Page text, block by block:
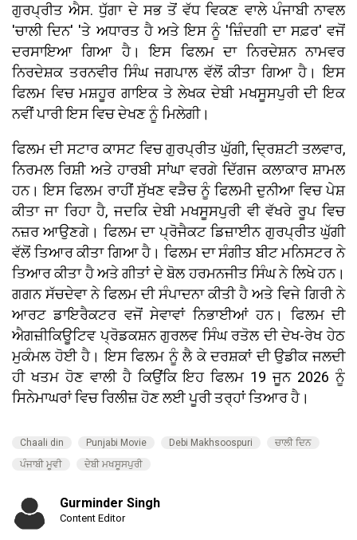
ਗੁਰਪ੍ਰੀਤ ਐਸ. ਧੁੱਗਾ ਦੇ ਸਭ ਤੋਂ ਵੱਧ ਵਿਕਣ ਵਾਲੇ ਪੰਜਾਬੀ ਨਾਵਲ
'ਚਾਲੀ ਦਿਨ' 'ਤੇ ਅਧਾਰਤ ਹੈ ਅਤੇ ਇਸ ਨੂੰ 'ਜ਼ਿੰਦਗੀ ਦਾ ਸਫ਼ਰ' ਵਜੋਂ
ਦਰਸਾਇਆ ਗਿਆ ਹੈ। ਇਸ ਫਿਲਮ ਦਾ ਨਿਰਦੇਸ਼ਨ ਨਾਮਵਰ
ਨਿਰਦੇਸ਼ਕ ਤਰਨਵੀਰ ਸਿੰਘ ਜਗਪਾਲ ਵੱਲੋਂ ਕੀਤਾ ਗਿਆ ਹੈ। ਇਸ
ਫਿਲਮ ਵਿਚ ਮਸ਼ਹੂਰ ਗਾਇਕ ਤੇ ਲੇਖਕ ਦੇਬੀ ਮਖਸੂਸਪੁਰੀ ਦੀ ਇਕ
ਨਵੀਂ ਪਾਰੀ ਇਸ ਵਿਚ ਦੇਖਣ ਨੂੰ ਮਿਲੇਗੀ।
ਫਿਲਮ ਦੀ ਸਟਾਰ ਕਾਸਟ ਵਿਚ ਗੁਰਪ੍ਰੀਤ ਘੁੱਗੀ, ਦ੍ਰਿਸ਼ਟੀ ਤਲਵਾਰ,
ਨਿਰਮਲ ਰਿਸ਼ੀ ਅਤੇ ਹਾਰਬੀ ਸਾਂਘਾ ਵਰਗੇ ਦਿੱਗਜ ਕਲਾਕਾਰ ਸ਼ਾਮਲ
ਹਨ। ਇਸ ਫਿਲਮ ਰਾਹੀਂ ਸੁੱਖਣ ਵੜੈਚ ਨੂੰ ਫਿਲਮੀ ਦੁਨੀਆ ਵਿਚ ਪੇਸ਼
ਕੀਤਾ ਜਾ ਰਿਹਾ ਹੈ, ਜਦਕਿ ਦੇਬੀ ਮਖਸੂਸਪੁਰੀ ਵੀ ਵੱਖਰੇ ਰੂਪ ਵਿਚ
ਨਜ਼ਰ ਆਉਣਗੇ। ਫਿਲਮ ਦਾ ਪ੍ਰੋਜੈਕਟ ਡਿਜ਼ਾਈਨ ਗੁਰਪ੍ਰੀਤ ਘੁੱਗੀ
ਵੱਲੋਂ ਤਿਆਰ ਕੀਤਾ ਗਿਆ ਹੈ। ਫਿਲਮ ਦਾ ਸੰਗੀਤ ਬੀਟ ਮਨਿਸਟਰ ਨੇ
ਤਿਆਰ ਕੀਤਾ ਹੈ ਅਤੇ ਗੀਤਾਂ ਦੇ ਬੋਲ ਹਰਮਨਜੀਤ ਸਿੰਘ ਨੇ ਲਿਖੇ ਹਨ।
ਗਗਨ ਸੱਚਦੇਵਾ ਨੇ ਫਿਲਮ ਦੀ ਸੰਪਾਦਨਾ ਕੀਤੀ ਹੈ ਅਤੇ ਵਿਜੇ ਗਿਰੀ ਨੇ
ਆਰਟ ਡਾਇਰੈਕਟਰ ਵਜੋਂ ਸੇਵਾਵਾਂ ਨਿਭਾਈਆਂ ਹਨ। ਫਿਲਮ ਦੀ
ਐਗਜ਼ੀਕਿਊਟਿਵ ਪ੍ਰੋਡਕਸ਼ਨ ਗੁਰਲਵ ਸਿੰਘ ਰਤੋਲ ਦੀ ਦੇਖ-ਰੇਖ ਹੇਠ
ਮੁਕੰਮਲ ਹੋਈ ਹੈ। ਇਸ ਫਿਲਮ ਨੂੰ ਲੈ ਕੇ ਦਰਸ਼ਕਾਂ ਦੀ ਉਡੀਕ ਜਲਦੀ
ਹੀ ਖਤਮ ਹੋਣ ਵਾਲੀ ਹੈ ਕਿਉਂਕਿ ਇਹ ਫਿਲਮ 19 ਜੂਨ 2026 ਨੂੰ
ਸਿਨੇਮਾਘਰਾਂ ਵਿਚ ਰਿਲੀਜ਼ ਹੋਣ ਲਈ ਪੂਰੀ ਤਰ੍ਹਾਂ ਤਿਆਰ ਹੈ।
Chaali din Punjabi Movie Debi Makhsoospuri
ਚਾਲੀ ਦਿਨ
ਪੰਜਾਬੀ ਮੂਵੀ
ਦੇਬੀ ਮਖਸੂਸਪੁਰੀ
Gurminder Singh
Content Editor